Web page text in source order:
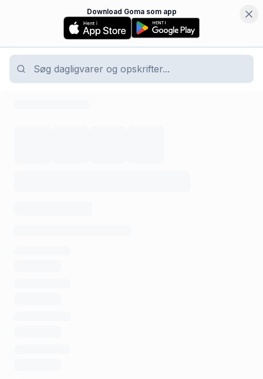
Download Goma som app